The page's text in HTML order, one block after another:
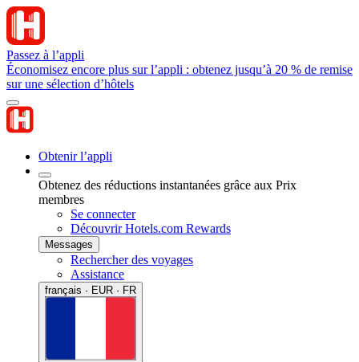
Passez à l’appli
Économisez encore plus sur l’appli : obtenez jusqu’à 20 % de remise
sur une sélection d’hôtels
Obtenir l’appli
Obtenez des réductions instantanées grâce aux Prix
membres
Se connecter
Découvrir Hotels.com Rewards
Messages
Rechercher des voyages
Assistance
français · EUR · FR